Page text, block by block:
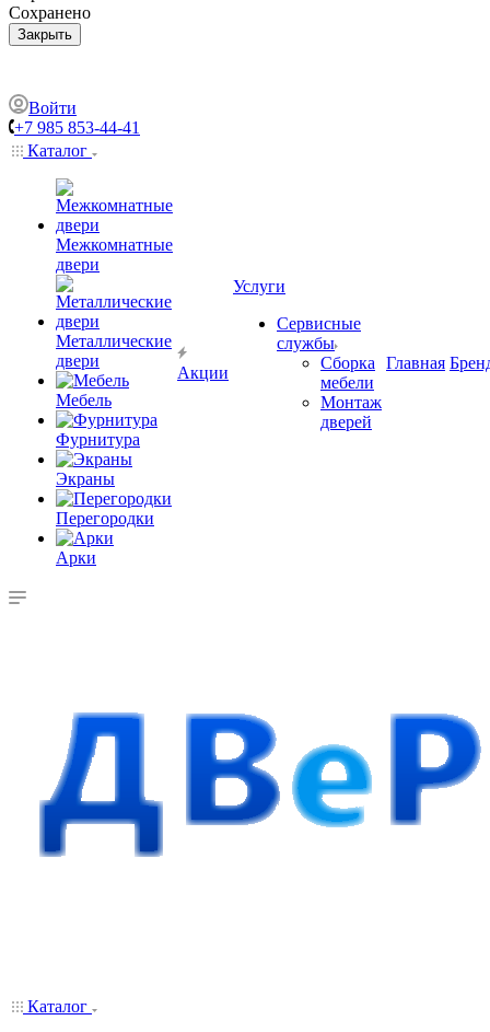
Сохранено
Закрыть
Войти
+7 985 853-44-41
Каталог
Межкомнатные
двери
Металлические
двери
Мебель
Фурнитура
Экраны
Перегородки
Арки
Акции
Услуги
Сервисные
службы
Сборка
мебели
Монтаж
дверей
Главная
Каталог